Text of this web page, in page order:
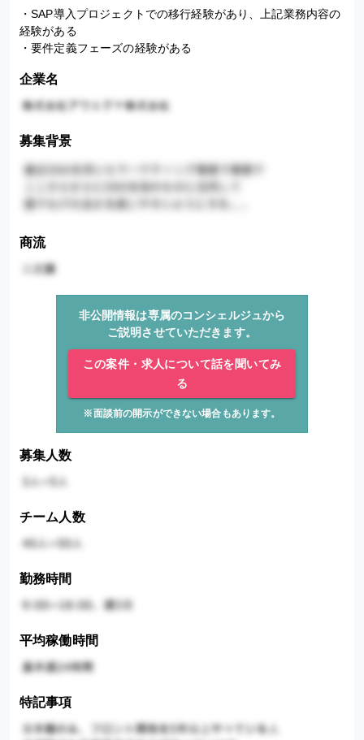
・SAP導入プロジェクトでの移行経験があり、上記業務内容の
経験がある
・要件定義フェーズの経験がある
企業名
募集背景
商流
非公開情報は専属のコンシェルジュから
ご説明させていただきます。
この案件・求人について話を聞いてみ
る
※面談前の開示ができない場合もあります。
募集人数
チーム人数
勤務時間
平均稼働時間
特記事項